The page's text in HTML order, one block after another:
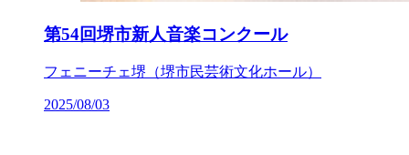
第54回堺市新人音楽コンクール
フェニーチェ堺（堺市民芸術文化ホール）
2025/08/03